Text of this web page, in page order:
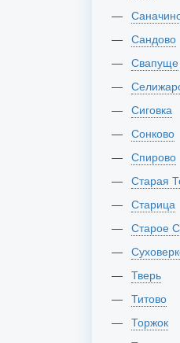
Сандово
Свапуще
Сиговка
Сонково
Спирово
Старая
Старица
Старое
Тверь
Титово
Торжок